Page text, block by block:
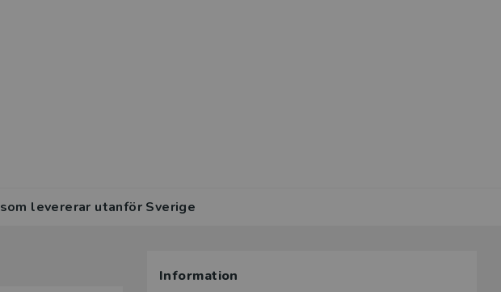
levererar utanför Sverige
Information